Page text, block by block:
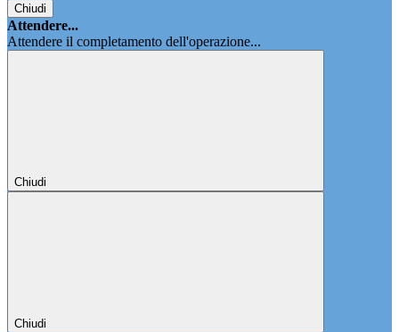
Chiudi
Attendere...
Attendere il completamento dell'operazione...
Chiudi
Chiudi